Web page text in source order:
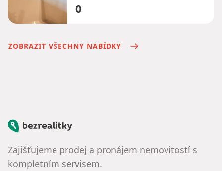
0
ZOBRAZIT VŠECHNY NABÍDKY
Bezrealitky
Zajišťujeme prodej a pronájem nemovitostí s
kompletním servisem.